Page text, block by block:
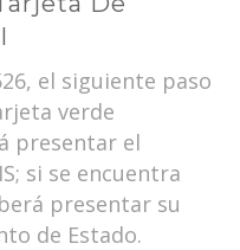
el siguiente paso
verde
presentar el
si se encuentra
presentar su
de Estado.